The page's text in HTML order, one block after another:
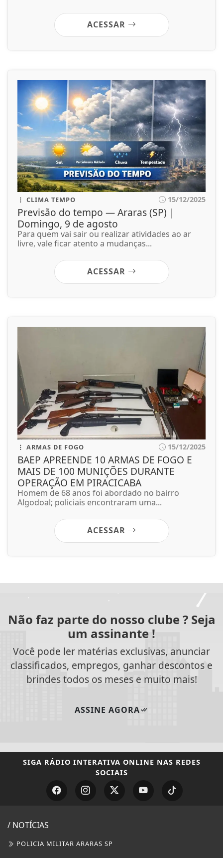
ACESSAR
CLIMA TEMPO 15/12/2025
Previsão do tempo — Araras (SP) |
Domingo, 9 de agosto
Para quem vai sair ou realizar atividades ao ar
livre, vale ficar atento a mudanças...
ACESSAR
ARMAS DE FOGO 15/12/2025
BAEP APREENDE 10 ARMAS DE FOGO E
MAIS DE 100 MUNIÇÕES DURANTE
OPERAÇÃO EM PIRACICABA
Homem de 68 anos foi abordado no bairro
Algodoal; policiais encontraram uma...
ACESSAR
Não faz parte do nosso clube ? Seja
um assinante !
Você pode ler matérias exclusivas, anunciar
classificados, empregos, ganhar descontos e
brindes todos os meses e muito mais!
ASSINE AGORA
SIGA RÁDIO INTERATIVA ONLINE NAS REDES
SOCIAIS
/ NOTÍCIAS
POLICIA MILITAR ARARAS SP